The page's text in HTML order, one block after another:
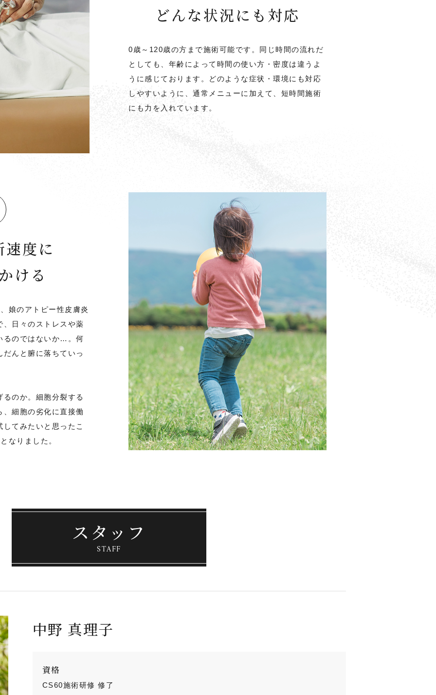
どんな状況にも対応
0歳～120歳の方まで施術可能です。同じ時間の流れだ
としても、年齢によって時間の使い方・密度は違うよ
うに感じております。どのような症状・環境にも対応
しやすいように、通常メニューに加えて、短時間施術
にも力を入れています。
度に
ける
娘のアトピー性皮膚炎
、日々のストレスや薬
るのではないか…。何
んと腑に落ちていっ
のか。細胞分裂する
細胞の劣化に直接働
てみたいと思ったこ
なりました。
スタッフ
STAFF
中野 真理子
資格
CS60施術研修 修了